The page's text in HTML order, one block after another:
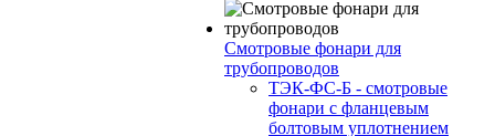
Смотровые фонари для
трубопроводов
ТЭК-ФС-Б - смотровые
фонари с фланцевым
болтовым уплотнением